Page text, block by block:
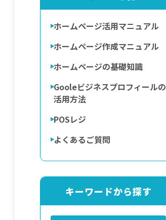
ホームページ活用マニュアル
ホームページ作成マニュアル
ホームページの基礎知識
Gooleビジネスプロフィールの
活用方法
POSレジ
よくあるご質問
キーワードから探す